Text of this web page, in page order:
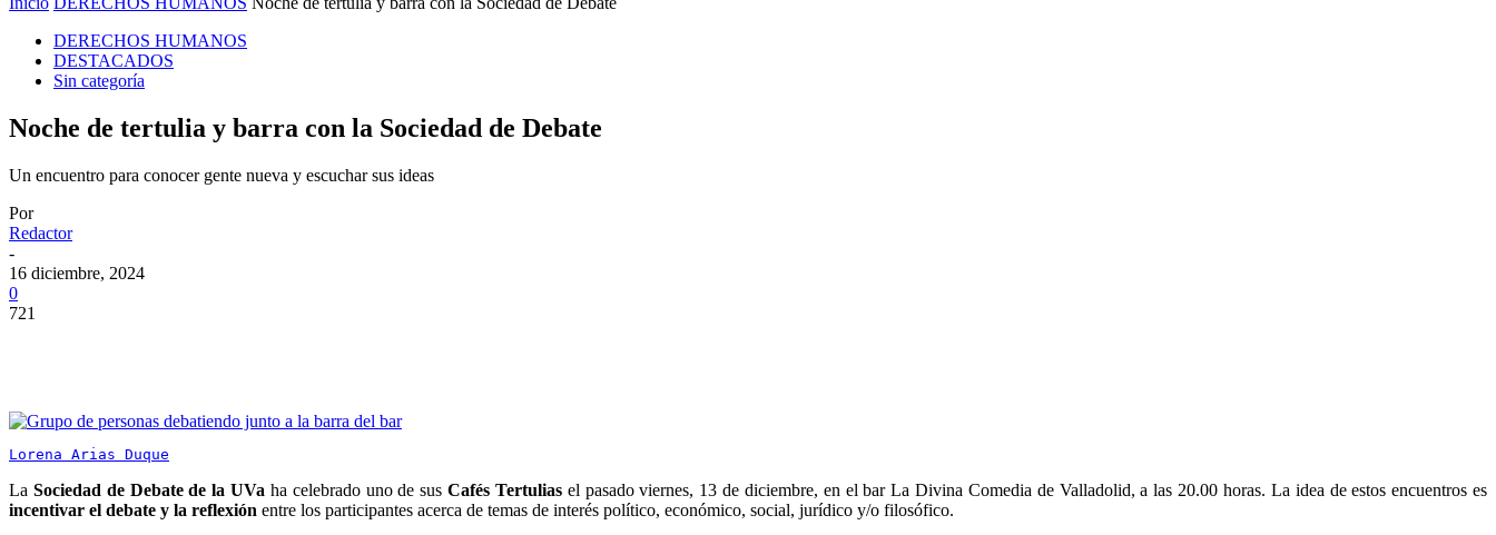
DERECHOS HUMANOS
DESTACADOS
Sin categoría
Noche de tertulia y barra con la Sociedad de Debate
Un encuentro para conocer gente nueva y escuchar sus ideas
Por
Redactor
-
16 diciembre, 2024
0
721
Lorena Arias Duque
La Sociedad de Debate de la UVa ha celebrado uno de susCafés Tertuliasel pasado viernes, 13 de diciembre, en el bar La Divina Comedia de Valladolid, a las 20.00 horas. La idea de estos encuentros es
incentivar el debate y la reflexión entre los participantes acerca de temas de interés político, económico, social, jurídico y/o filosófico.